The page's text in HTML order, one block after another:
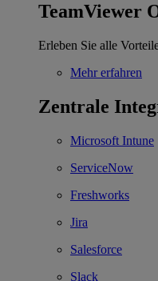
TeamViewer
Erleben Sie alle
Mehr erfahren
Zentrale
Microsoft Intune
ServiceNow
Freshworks
Jira
Salesforce
Slack